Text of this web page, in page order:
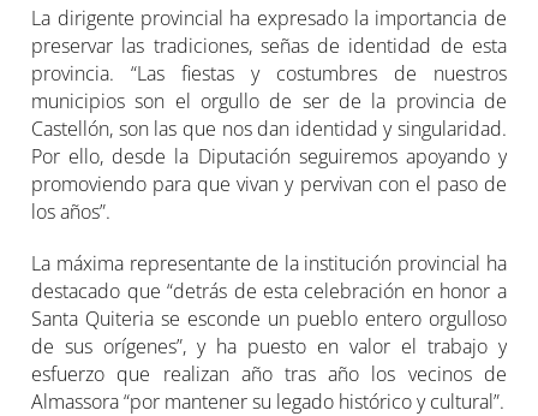
La dirigente provincial ha expresado la importancia de
preservar las tradiciones, señas de identidad de esta
provincia. “Las fiestas y costumbres de nuestros
municipios son el orgullo de ser de la provincia de
Castellón, son las que nos dan identidad y singularidad.
Por ello, desde la Diputación seguiremos apoyando y
promoviendo para que vivan y pervivan con el paso de
los años”.
La máxima representante de la institución provincial ha
destacado que “detrás de esta celebración en honor a
Santa Quiteria se esconde un pueblo entero orgulloso
de sus orígenes”, y ha puesto en valor el trabajo y
esfuerzo que realizan año tras año los vecinos de
Almassora “por mantener su legado histórico y cultural”.